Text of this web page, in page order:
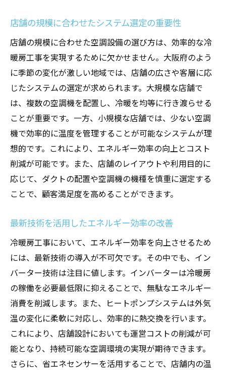
大阪府の補助金制度を活用した導入例
太陽光との併用でさらに効率アップ
定期的なシステムチェックで性能維持
快適な店舗環境を実現するための冷暖房工事の
重要性
顧客満足度と売上の関係性
従業員の作業効率を高める冷暖房システム
温度差を最小限に抑えるシステムの導入
騒音を抑えた快適な音環境の提供
空気清浄機能付きのシステムで健康維持
環境規制に対応した持続可能な設備
顧客を引きつける温度調整のコツ
口コミで話題を呼ぶ空調システム
定期的なメンテナンスで設備の信頼性確保
地域特性を考慮した設備選び
エコ意識の高い顧客へのアプローチ
快適性を追求した差別化戦略
四季に対応した冷暖房工事で経費削減を狙う
季節ごとの運用方法で効率アップ
多機能空調システムの導入メリット
店舗の規模に合わせたシステム選定の重要性
店舗の規模に合わせた空調設備の選び方は、効率的な冷
暖房工事を実現するために欠かせません。大阪府のよう
に季節の変化が激しい地域では、店舗の広さや客層に応
じたシステムの選定が求められます。大規模な店舗で
は、複数の空調機を配置し、冷暖を均等に行き渡らせる
ことが重要です。一方、小規模な店舗では、少ない空調
機で効率的に温度を管理することが可能なシステムが理
想的です。これにより、エネルギー効率の向上とコスト
削減が可能です。また、店舗のレイアウトや利用目的に
応じて、ダクトの配置や空調機の機種を慎重に選定する
ことで、顧客満足度を高めることができます。
最新技術を活用したエネルギー効率の改善
冷暖房工事において、エネルギー効率を向上させるため
には、最新技術の導入が不可欠です。その中でも、イン
バーター技術は注目に値します。インバーターは冷暖房
の稼働を必要最低限に抑えることで、無駄なエネルギー
消費を削減します。また、ヒートポンプシステムは外気
温の変化に柔軟に対応し、効率的に熱交換を行います。
これにより、店舗設計においても運営コストの削減が可
能となり、持続可能な空調環境の実現が期待できます。
さらに、省エネセンサーを活用することで、店舗内の温